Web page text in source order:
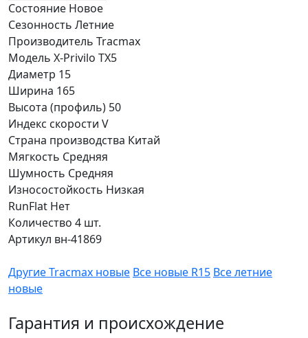
Состояние Новое
Сезонность Летние
Производитель Tracmax
Модель X-Privilo TX5
Диаметр 15
Ширина 165
Высота (профиль) 50
Индекс скорости V
Страна производства Китай
Мягкость Средняя
Шумность Средняя
Износостойкость Низкая
RunFlat Нет
Количество 4 шт.
Артикул вн-41869
Другие Tracmax новые Все новые R15 Все летние
новые
Гарантия и происхождение